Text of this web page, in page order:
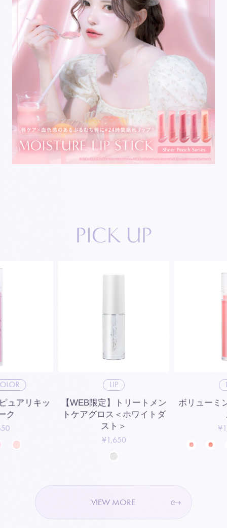
PICK UP
ュアリキッ
ク
LIP
【WEB限定】トリートメン
トケアグロス＜ホワイトダ
スト＞
¥1,650
ボリューミ
VIEW MORE